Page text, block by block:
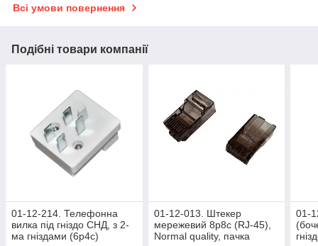
Всі умови повернення
Подібні товари компанії
01-12-214. Телефонна
вилка під гніздо СНД, з 2-
ма гніздами (6р4с)
01-12-013. Штекер
мережевий 8р8с (RJ-45),
Normal quality, пачка
01-